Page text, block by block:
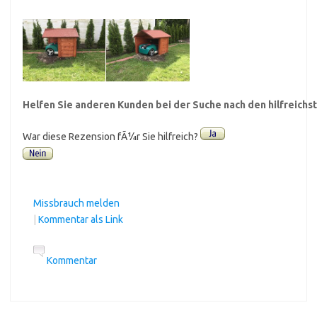
Helfen Sie anderen Kunden bei der Suche nach den
War diese Rezension fÃ¼r Sie hilfreich?
Missbrauch melden
Kommentar als Link
Kommentar